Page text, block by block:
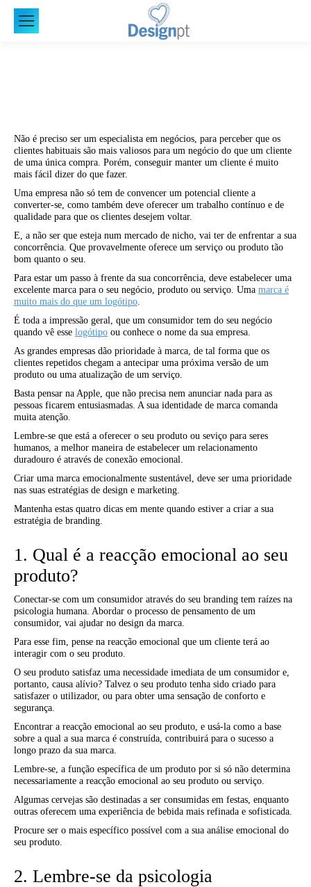
Não é preciso ser um especialista em negócios, para perceber que os
clientes habituais são mais valiosos para um negócio do que um cliente
de uma única compra. Porém, conseguir manter um cliente é muito
mais fácil dizer do que fazer.
Uma empresa não só tem de convencer um potencial cliente a
converter-se, como também deve oferecer um trabalho contínuo e de
qualidade para que os clientes desejem voltar.
E, a não ser que esteja num mercado de nicho, vai ter de enfrentar a sua
concorrência. Que provavelmente oferece um serviço ou produto tão
bom quanto o seu.
Para estar um passo à frente da sua concorrência, deve estabelecer uma
excelente marca para o seu negócio, produto ou serviço. Uma marca é
muito mais do que um logótipo.
É toda a impressão geral, que um consumidor tem do seu negócio
quando vê esse logótipo ou conhece o nome da sua empresa.
As grandes empresas dão prioridade à marca, de tal forma que os
clientes repetidos chegam a antecipar uma próxima versão de um
produto ou uma atualização de um serviço.
Basta pensar na Apple, que não precisa nem anunciar nada para as
pessoas ficarem entusiasmadas. A sua identidade de marca comanda
muita atenção.
Lembre-se que está a oferecer o seu produto ou seviço para seres
humanos, a melhor maneira de estabelecer um relacionamento
duradouro é através de conexão emocional.
Criar uma marca emocionalmente sustentável, deve ser uma prioridade
nas suas estratégias de design e marketing.
Mantenha estas quatro dicas em mente quando estiver a criar a sua
estratégia de branding.
1. Qual é a reacção emocional ao seu
produto?
Conectar-se com um consumidor através do seu branding tem raízes na
psicologia humana. Abordar o processo de pensamento de um
consumidor, vai ajudar no design da marca.
Para esse fim, pense na reacção emocional que um cliente terá ao
interagir com o seu produto.
O seu produto satisfaz uma necessidade imediata de um consumidor e,
portanto, causa alívio? Talvez o seu produto tenha sido criado para
satisfazer o utilizador, ou para obter uma sensação de conforto e
segurança.
Encontrar a reacção emocional ao seu produto, e usá-la como a base
sobre a qual a sua marca é construída, contribuirá para o sucesso a
longo prazo da sua marca.
Lembre-se, a função específica de um produto por si só não determina
necessariamente a reacção emocional ao seu produto ou serviço.
Algumas cervejas são destinadas a ser consumidas em festas, enquanto
outras oferecem uma experiência de bebida mais refinada e sofisticada.
Procure ser o mais específico possível com a sua análise emocional do
seu produto.
2. Lembre-se da psicologia